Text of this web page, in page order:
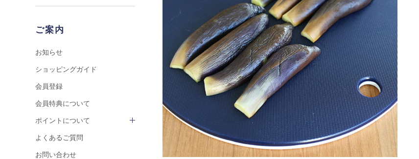
ご案内
お知らせ
ショッピングガイド
会員登録
会員特典について
ポイントについて
よくあるご質問
お問い合わせ